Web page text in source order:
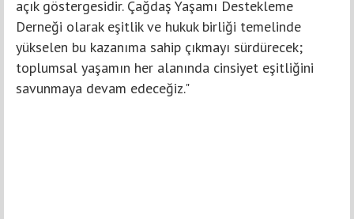
açık göstergesidir. Çağdaş Yaşamı Destekleme
Derneği olarak eşitlik ve hukuk birliği temelinde
yükselen bu kazanıma sahip çıkmayı sürdürecek;
toplumsal yaşamın her alanında cinsiyet eşitliğini
savunmaya devam edeceğiz."